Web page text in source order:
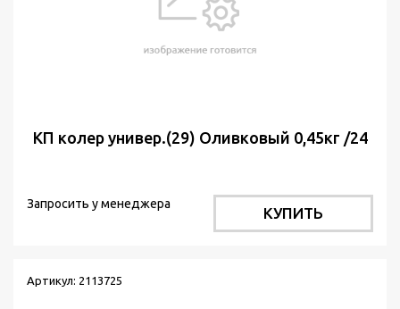
КП колер универ.(29) Оливковый 0,45кг /24
Запросить у менеджера
КУПИТЬ
Артикул: 2113725